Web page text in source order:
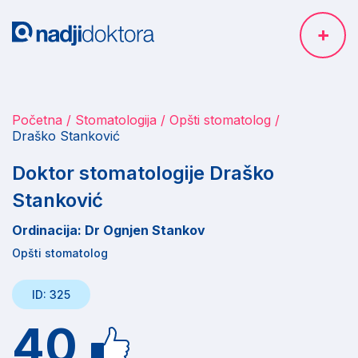
Početna Stomatologija
Opšti stomatolog
Draško Stanković
Doktor stomatologije Draško
Stanković
Ordinacija: Dr Ognjen Stankov
Opšti stomatolog
ID: 325
40